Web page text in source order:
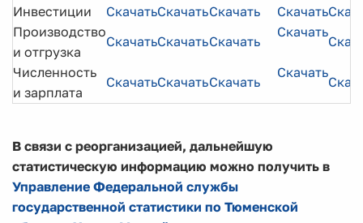
Инвестиции
СкачатьСкачатьСкачать Скачать
Производство
и отгрузка
СкачатьСкачатьСкачать
Скачать
Численность
и зарплата
СкачатьСкачатьСкачать
Скачать
В связи с реорганизацией, дальнейшую
статистическую информацию можно получить в
Управление Федеральной службы
государственной статистики по Тюменской